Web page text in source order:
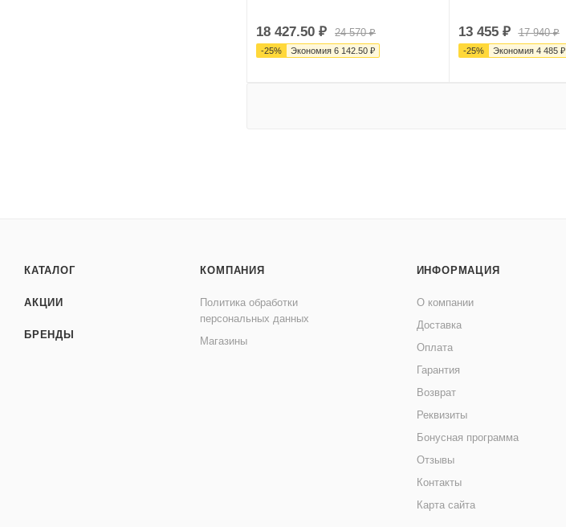
18 427.50 ₽ 24 570₽
-25% Экономия 6 142.50 ₽
13 455₽ 17 940₽
-25% Экономия 4 485₽
КАТАЛОГ
АКЦИИ
БРЕНДЫ
КОМПАНИЯ
Политика обработки
персональных данных
Магазины
ИНФОРМАЦИЯ
О компании
Доставка
Оплата
Гарантия
Возврат
Реквизиты
Бонусная программа
Отзывы
Контакты
Карта сайта